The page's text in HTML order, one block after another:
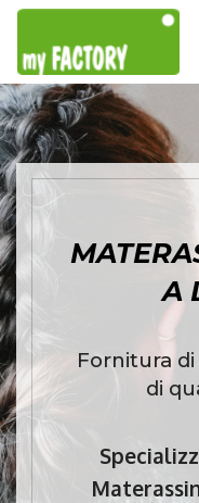
A
Fornitura
di